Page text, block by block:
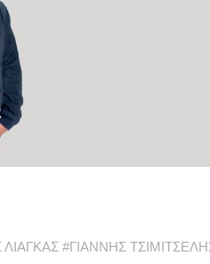
ΛΙΑΓΚΑΣ #ΓΙΑΝΝΗΣ